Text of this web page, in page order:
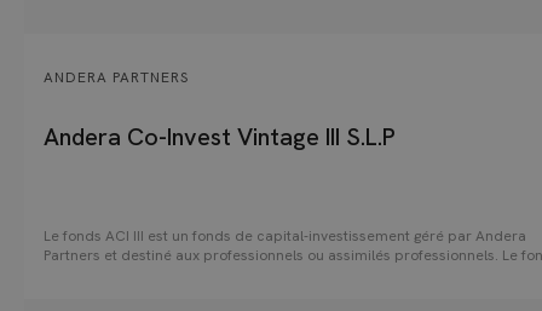
ANDERA PARTNERS
Andera Co-Invest Vintage III S.L.P
Le fonds ACI III est un fonds de capital-investissement géré par Andera
Partners et destiné aux professionnels ou assimilés professionnels. Le